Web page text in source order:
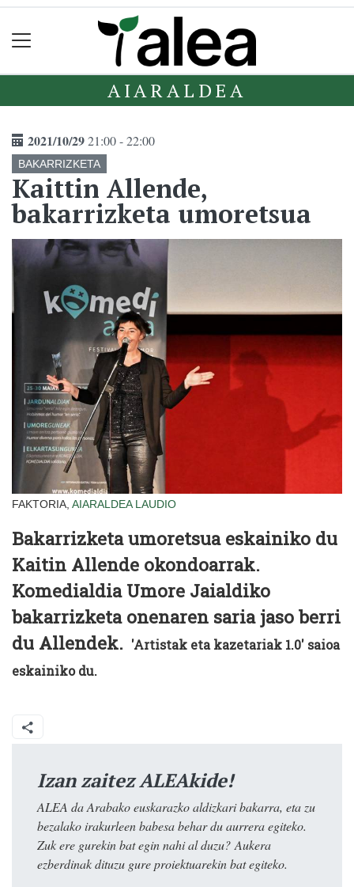
AIARALDEA
2021/10/2921:00 - 22:00
BAKARRIZKETA
Kaittin Allende,
bakarrizketa umoretsua
FAKTORIA, AIARALDEA LAUDIO
Bakarrizketa umoretsua eskainiko du
Kaitin Allende okondoarrak.
Komedialdia Umore Jaialdiko
bakarrizketa onenaren saria jaso berri
du Allendek. 'Artistak eta kazetariak 1.0' saioa
eskainiko du.
Izan zaitez ALEAkide!
ALEA da Arabako euskarazko aldizkari bakarra, eta zu
bezalako irakurleen babesa behar du aurrera egiteko.
Zuk ere gurekin bat egin nahi al duzu? Aukera
ezberdinak dituzu gure proiektuarekin bat egiteko.